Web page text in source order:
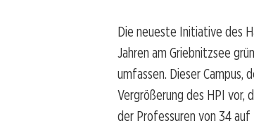
Die neueste Initiative des
Jahren am Griebnitzsee
umfassen. Dieser
Vergrößerung des HPI vor,
der Professuren von 34